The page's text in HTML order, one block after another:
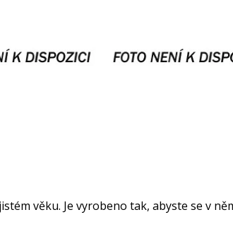
věku. Je vyrobeno tak, abyste se v